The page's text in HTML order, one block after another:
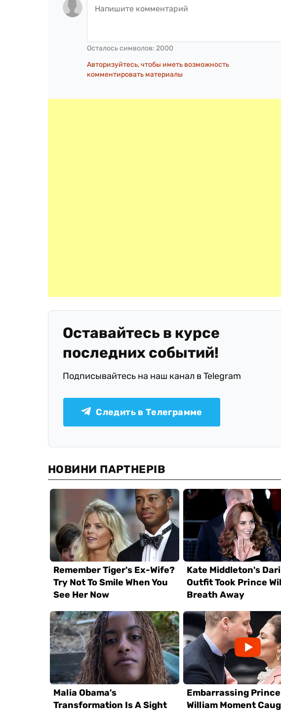
Осталось символов: 2000
Авторизуйтесь, чтобы иметь возможность
комментировать материалы
Оставайтесь в курсе
последних событий!
Подписывайтесь на наш канал в Telegram
Следить в Телеграмме